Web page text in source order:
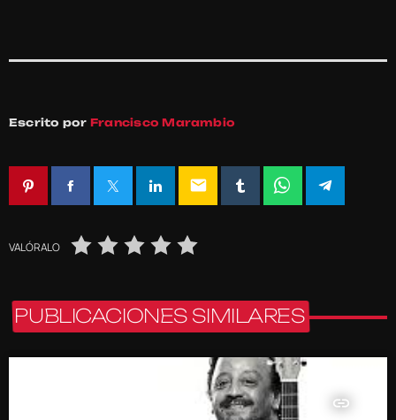
Escrito por Francisco Marambio
email
VALÓRALO
PUBLICACIONES SIMILARES
insert_link